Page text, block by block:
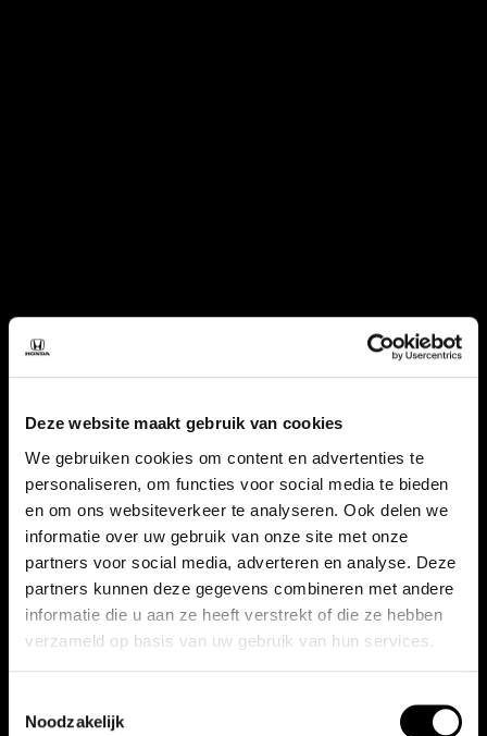
Deze website maakt gebruik van cookies
We gebruiken cookies om content en advertenties te
personaliseren, om functies voor social media te bieden
en om ons websiteverkeer te analyseren. Ook delen we
informatie over uw gebruik van onze site met onze
partners voor social media, adverteren en analyse. Deze
partners kunnen deze gegevens combineren met andere
informatie die u aan ze heeft verstrekt of die ze hebben
verzameld op basis van uw gebruik van hun services.
Noodzakelijk